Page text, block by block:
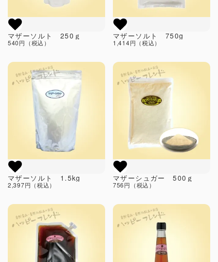
マザーソルト 250ｇ
540円（税込）
マザーソルト 750g
1,414円（税込）
マザーソルト 1.5kg
2,397円（税込）
マザーシュガー 500ｇ
756円（税込）